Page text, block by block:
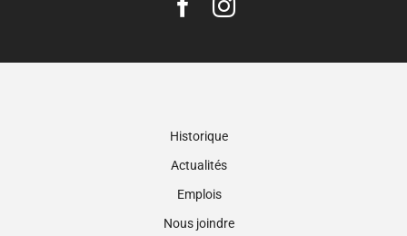
Historique
Actualités
Emplois
Nous joindre